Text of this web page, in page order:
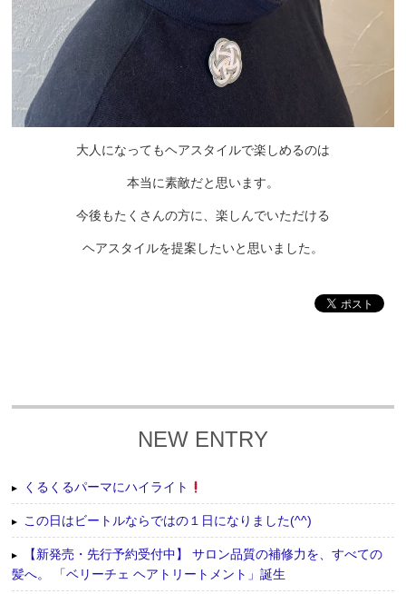
大人になってもヘアスタイルで楽しめるのは
本当に素敵だと思います。
今後もたくさんの方に、楽しんでいただける
ヘアスタイルを提案したいと思いました。
NEW ENTRY
くるくるパーマにハイライト
この日はビートルならではの１日になりました(^^)
【新発売・先行予約受付中】 サロン品質の補修力を、すべての
髪へ。 「ベリーチェ ヘアトリートメント」誕生